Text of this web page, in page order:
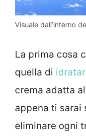
Visuale dall’interno
La prima cosa
quella di
crema adatta
appena ti sarai
eliminare ogni